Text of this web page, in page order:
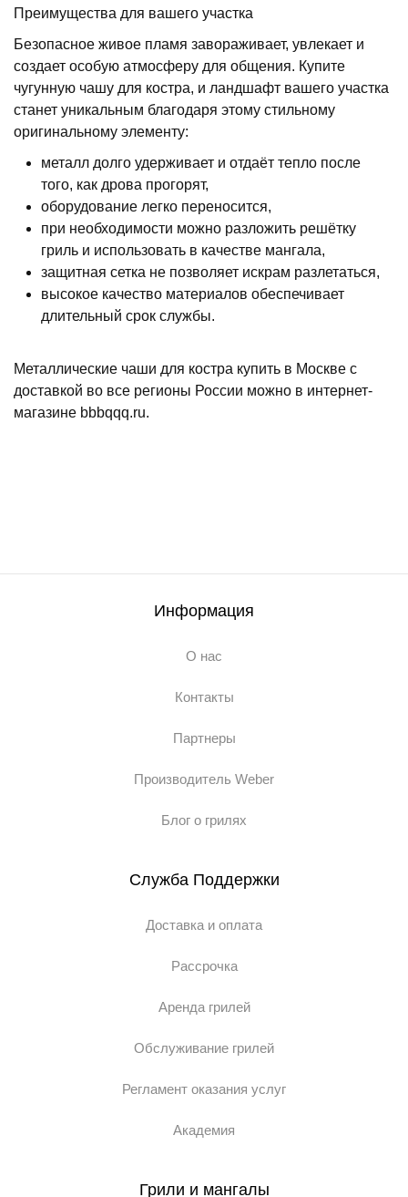
Преимущества для вашего участка
Безопасное живое пламя завораживает, увлекает и
создает особую атмосферу для общения. Купите
чугунную чашу для костра, и ландшафт вашего участка
станет уникальным благодаря этому стильному
оригинальному элементу:
металл долго удерживает и отдаёт тепло после
того, как дрова прогорят,
оборудование легко переносится,
при необходимости можно разложить решётку
гриль и использовать в качестве мангала,
защитная сетка не позволяет искрам разлетаться,
высокое качество материалов обеспечивает
длительный срок службы.
Металлические чаши для костра купить в Москве с
доставкой во все регионы России можно в интернет-
магазине bbbqqq.ru.
Информация
О нас
Контакты
Партнеры
Производитель Weber
Блог о грилях
Служба Поддержки
Доставка и оплата
Рассрочка
Аренда грилей
Обслуживание грилей
Регламент оказания услуг
Академия
Грили и мангалы